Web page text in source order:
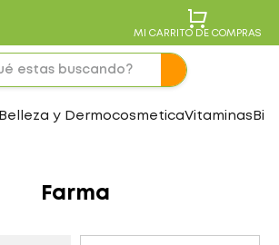
MI CARRITO DE COMPRAS
Belleza y DermocosmeticaVitaminas
Farma